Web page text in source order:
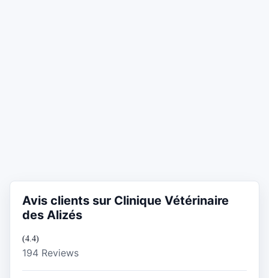
Avis clients sur Clinique Vétérinaire
des Alizés
(4.4)
194 Reviews